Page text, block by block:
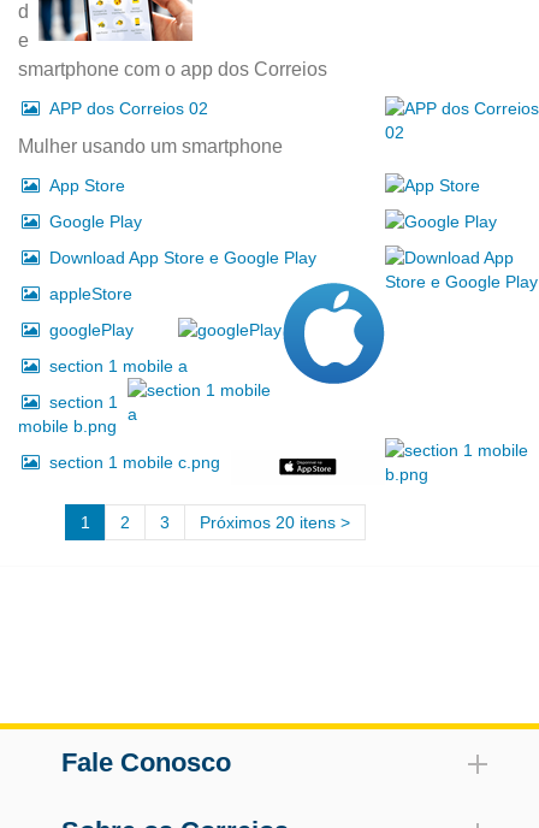
d
e
smartphone com o app dos Correios
APP dos Correios 02
Mulher usando um smartphone
App Store
Google Play
Download App Store e Google Play
appleStore
googlePlay
section 1 mobile a
section 1
mobile b.png
section 1 mobile c.png
1 2 3 Próximos 20 itens
Fale Conosco